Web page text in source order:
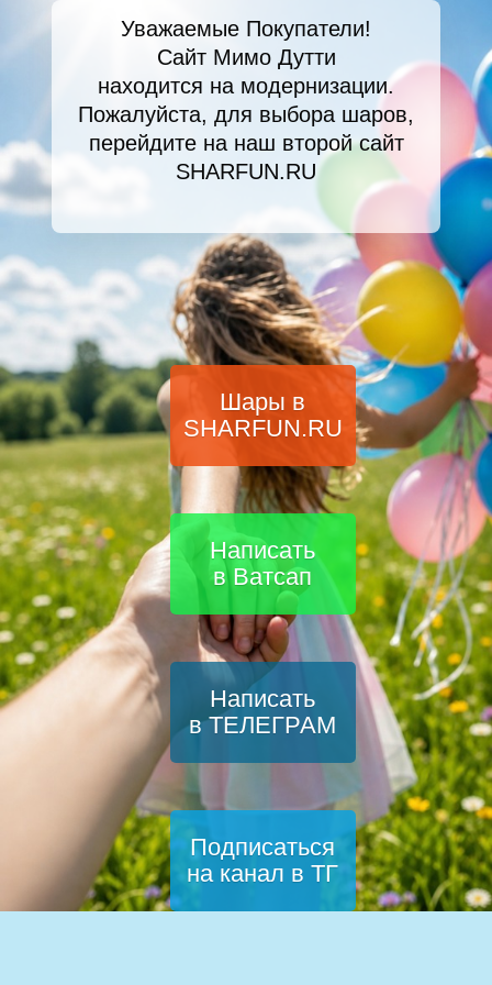
Уважаемые Покупатели!
Сайт Мимо Дутти
находится на модернизации.
Пожалуйста, для выбора шаров,
перейдите на наш второй сайт
SHARFUN.RU
Шары в
SHARFUN.RU
Написать
в Ватсап
Написать
в ТЕЛЕГРАМ
Подписаться
на канал в ТГ